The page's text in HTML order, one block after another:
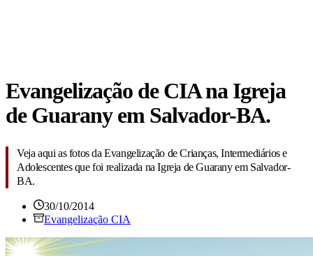
Evangelização de CIA na Igreja
de Guarany em Salvador-BA.
Veja aqui as fotos da Evangelização de Crianças, Intermediários e
Adolescentes que foi realizada na Igreja de Guarany em Salvador-
BA.
30/10/2014
Evangelização CIA